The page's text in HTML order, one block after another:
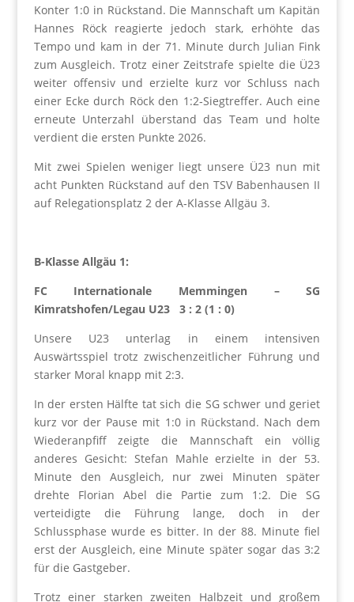
Konter 1:0 in Rückstand. Die Mannschaft um Kapitän
Hannes Röck reagierte jedoch stark, erhöhte das
Tempo und kam in der 71. Minute durch Julian Fink
zum Ausgleich. Trotz einer Zeitstrafe spielte die Ü23
weiter offensiv und erzielte kurz vor Schluss nach
einer Ecke durch Röck den 1:2‑Siegtreffer. Auch eine
erneute Unterzahl überstand das Team und holte
verdient die ersten Punkte 2026.
Mit zwei Spielen weniger liegt unsere Ü23 nun mit
acht Punkten Rückstand auf den TSV Babenhausen II
auf Relegationsplatz 2 der A‑Klasse Allgäu 3.
B-Klasse Allgäu 1:
FC Internationale Memmingen – SG
Kimratshofen/Legau U23 3 : 2 (1 : 0)
Unsere U23 unterlag in einem intensiven
Auswärtsspiel trotz zwischenzeitlicher Führung und
starker Moral knapp mit 2:3.
In der ersten Hälfte tat sich die SG schwer und geriet
kurz vor der Pause mit 1:0 in Rückstand. Nach dem
Wiederanpfiff zeigte die Mannschaft ein völlig
anderes Gesicht: Stefan Mahle erzielte in der 53.
Minute den Ausgleich, nur zwei Minuten später
drehte Florian Abel die Partie zum 1:2. Die SG
verteidigte die Führung lange, doch in der
Schlussphase wurde es bitter. In der 88. Minute fiel
erst der Ausgleich, eine Minute später sogar das 3:2
für die Gastgeber.
Trotz einer starken zweiten Halbzeit und großem